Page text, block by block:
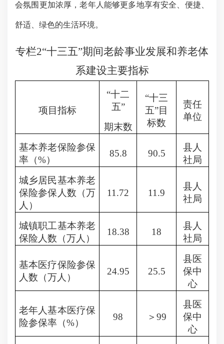
会氛围更加浓厚，老年人能够更多地享有安全、便捷、
舒适、绿色的生活环境。
专栏2“十三五”期间老龄事业发展和养老体
系建设主要指标
项目指标
“十二
五”
期末数
“十三
五”目
标数
责任
单位
基本养老保险参保
率（%）
85.8 90.5
县人
社局
城乡居民基本养老
保险参保人数（万
人）
11.72 11.9
县人
社局
城镇职工基本养老
保险人数（万人）
18.38 18
县人
社局
基本医疗保险参保
人数（万人）
24.95 25.5
县医
保中
心
老年人基本医疗保
险参保率（%）
98 ＞ 99
县医
保中
心